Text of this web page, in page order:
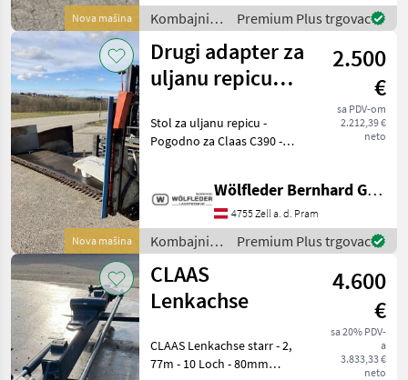
Nova mašina
Kombajni /
Sonstige
Premium Plus trgovac
Nova mašina
Drugi adapter za
uljanu repicu
2.500
€
sa PDV-om
2.212,39 €
neto
Stol za uljanu repicu -
Pogodno za Claas C390 -
repice - Dva noža za
odvajanje uljane repice -
Mehanički pogon nožev
Wölfleder Bernhard GmbH
4755 Zell a. d. Pram
Kombajni /
Sonstige
Premium Plus trgovac
CLAAS
Lenkachse
4.600
€
sa 20% PDV-
a
3.833,33 €
neto
CLAAS Lenkachse starr - 2,
77m - 10 Loch - 80mm